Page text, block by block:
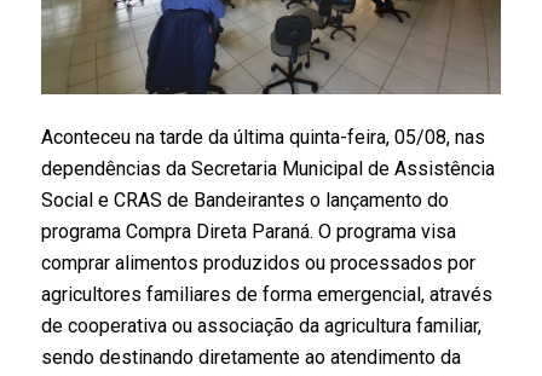
Aconteceu na tarde da última quinta-feira, 05/08, nas
dependências da Secretaria Municipal de Assistência
Social e CRAS de Bandeirantes o lançamento do
programa Compra Direta Paraná. O programa visa
comprar alimentos produzidos ou processados por
agricultores familiares de forma emergencial, através
de cooperativa ou associação da agricultura familiar,
sendo destinando diretamente ao atendimento da